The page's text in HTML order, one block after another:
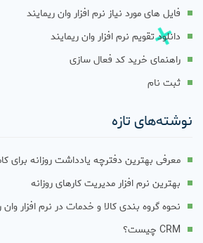
فایل های مورد نیاز نرم افزار وان ریمایند
دانلود تقویم نرم افزار وان ریمایند
راهنمای خرید کد فعال سازی
ثبت نام
نوشته‌های تازه
معرفی بهترین دفترچه یادداشت روزانه برای
بهترین نرم افزار مدیریت کارهای روزانه
نحوه گروه بندی کالا و خدمات در نرم افزار وان
CRM چیست؟